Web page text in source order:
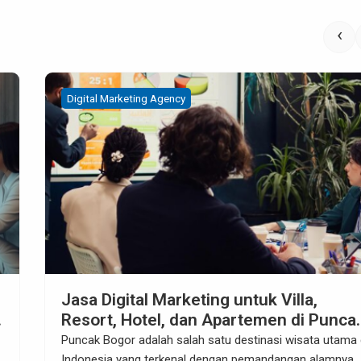
Digital Marketing Agency
Cara Memanfaatkan Facebook Groups
untuk Tanah Kavling di Tigaraksa
Pendahuluan Tigaraksa, yang terletak di Kabupaten
‹